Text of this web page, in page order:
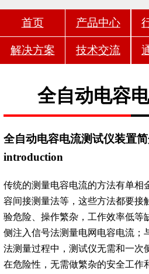
首页 产品中心
解决方案 技术交流
全自动电容
全自动电容电流测试仪装置
introduction
传统的测量电容电流的方法有单相
容间接测量法等，这些方法都要接
验危险、操作繁杂，工作效率低等
侧注入信号法测量电网电容电流；
法测量过程中，测试仪无需和一次
在危险性，无需做繁杂的安全工作